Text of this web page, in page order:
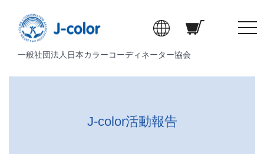
一般社団法人日本カラーコーディネーター協会
t
J-color活動報告